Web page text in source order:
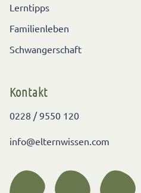
Lerntipps
Familienleben
Schwangerschaft
Kontakt
0228 / 9550 120
info@elternwissen.com